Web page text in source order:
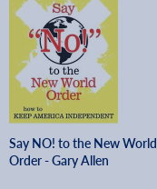
Say NO! to the New World
Order - Gary Allen